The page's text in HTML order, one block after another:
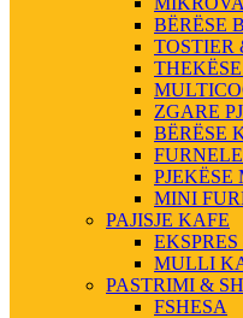
BËRËSE
TOSTIER
ZGARE
BËRËSE
PJEKËSE
MINI
PAJISJE KAFE
MULLI
PASTRIMI &
FSHESA